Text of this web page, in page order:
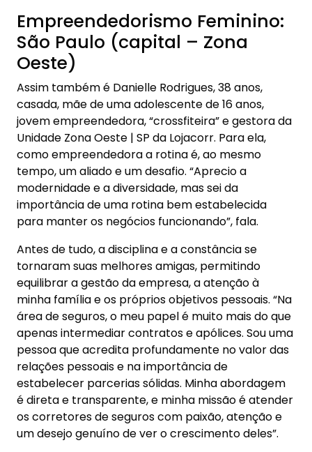
Empreendedorismo Feminino:
São Paulo (capital – Zona
Oeste)
Assim também é Danielle Rodrigues, 38 anos,
casada, mãe de uma adolescente de 16 anos,
jovem empreendedora, “crossfiteira” e gestora da
Unidade Zona Oeste | SP da Lojacorr. Para ela,
como empreendedora a rotina é, ao mesmo
tempo, um aliado e um desafio. “Aprecio a
modernidade e a diversidade, mas sei da
importância de uma rotina bem estabelecida
para manter os negócios funcionando”, fala.
Antes de tudo, a disciplina e a constância se
tornaram suas melhores amigas, permitindo
equilibrar a gestão da empresa, a atenção à
minha família e os próprios objetivos pessoais. “Na
área de seguros, o meu papel é muito mais do que
apenas intermediar contratos e apólices. Sou uma
pessoa que acredita profundamente no valor das
relações pessoais e na importância de
estabelecer parcerias sólidas. Minha abordagem
é direta e transparente, e minha missão é atender
os corretores de seguros com paixão, atenção e
um desejo genuíno de ver o crescimento deles”.